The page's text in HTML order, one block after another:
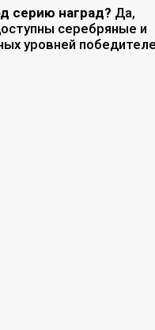
серию наград? Да,
серебряные и
уровней